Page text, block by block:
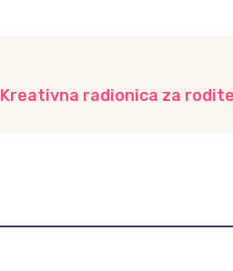
Kreativna radionica za